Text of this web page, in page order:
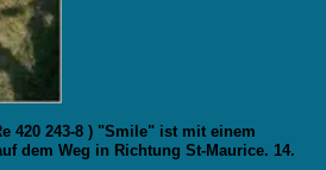
420 243-8 ) "Smile" ist mit einem
dem Weg in Richtung St-Maurice. 14.